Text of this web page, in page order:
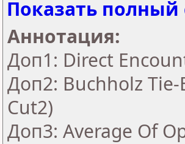
Показать полный
Аннотация:
Доп1: Direct
Доп2: Buchholz
Cut2)
Доп3: Average Of